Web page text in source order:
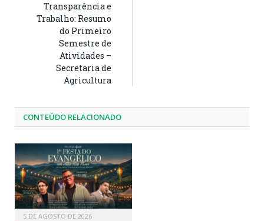
Transparência e
Trabalho: Resumo
do Primeiro
Semestre de
Atividades –
Secretaria de
Agricultura
CONTEÚDO RELACIONADO
5 DE AGOSTO DE 2026